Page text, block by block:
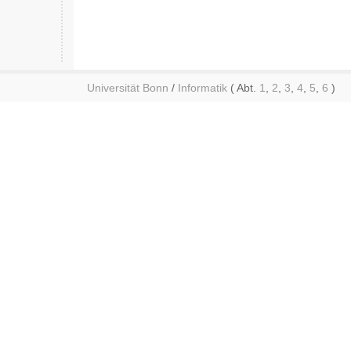
Universität Bonn / Informatik ( Abt. 1 2 3 4 5 6 )